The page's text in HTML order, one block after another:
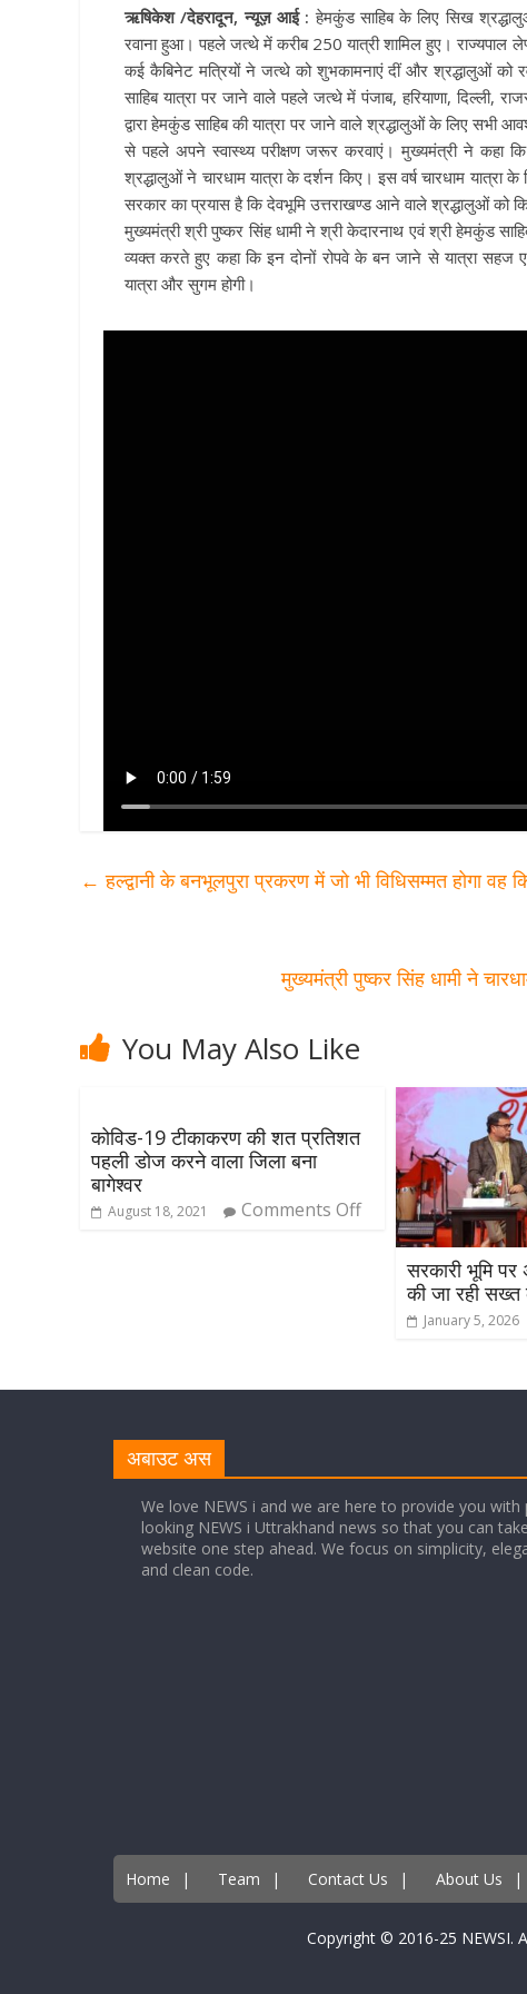
ऋषिकेश /देहरादून, न्यूज़ आई : हेमकुंड साहिब के लिए सिख
रवाना हुआ। पहले जत्थे में करीब 250 यात्री शामिल हुए। राज्यपाल
कई कैबिनेट मत्रियों ने जत्थे को शुभकामनाएं दीं और श्रद्धालुओं को
साहिब यात्रा पर जाने वाले पहले जत्थे में पंजाब, हरियाणा, दिल्ली,
द्वारा हेमकुंड साहिब की यात्रा पर जाने वाले श्रद्धालुओं के लिए सभी
से पहले अपने स्वास्थ्य परीक्षण जरूर करवाएं। मुख्यमंत्री ने कहा
श्रद्धालुओं ने चारधाम यात्रा के दर्शन किए। इस वर्ष चारधाम
सरकार का प्रयास है कि देवभूमि उत्तराखण्ड आने वाले श्रद्धालुओं को
मुख्यमंत्री श्री पुष्कर सिंह धामी ने श्री केदारनाथ एवं श्री हेमकुंड
व्यक्त करते हुए कहा कि इन दोनों रोपवे के बन जाने से यात्रा
यात्रा और सुगम होगी।
← हल्द्वानी के बनभूलपुरा प्रकरण में जो भी विधिसम्मत होगा वह
मुख्यमंत्री पुष्कर सिंह धामी ने
You May Also Like
कोविड-19 टीकाकरण की शत प्रतिशत
पहली डोज करने वाला जिला बना
बागेश्वर
August 18, 2021 Comments Off
सरकारी भूमि
की जा रही सख्त
January 5, 2026
अबाउट अस
We love NEWS i and we are here to provide you with
looking NEWS i Uttrakhand news so that you can
website one step ahead. We focus on simplicity,
and clean code.
Home | Team | Contact Us | About Us |
Copyright © 2016-25